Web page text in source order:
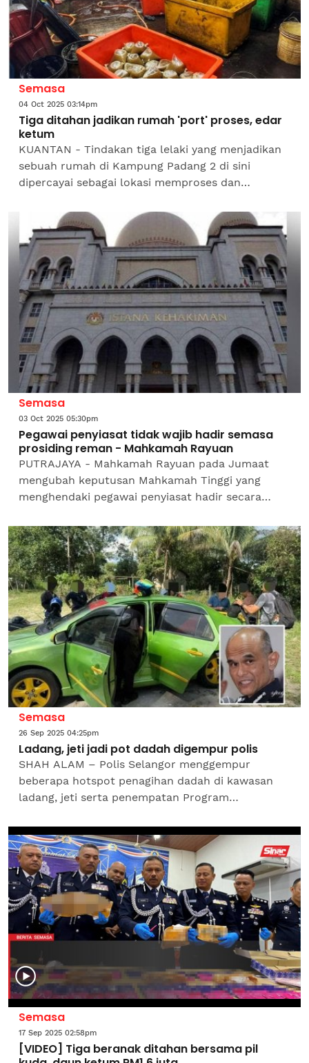
Semasa
04 Oct 2025 03:14pm
Tiga ditahan jadikan rumah 'port' proses, edar
ketum
KUANTAN - Tindakan tiga lelaki yang menjadikan
sebuah rumah di Kampung Padang 2 di sini
dipercayai sebagai lokasi memproses dan
diserbu Ibu Pejabat Briged...
Semasa
03 Oct 2025 05:30pm
Pegawai penyiasat tidak wajib hadir semasa
prosiding reman - Mahkamah Rayuan
PUTRAJAYA - Mahkamah Rayuan pada Jumaat
mengubah keputusan Mahkamah Tinggi yang
menghendaki pegawai penyiasat hadir secara
sedang disiasat.Panel tiga...
Semasa
26 Sep 2025 04:25pm
Ladang, jeti jadi pot dadah digempur polis
SHAH ALAM – Polis Selangor menggempur
beberapa hotspot penagihan dadah di kawasan
ladang, jeti serta penempatan Program
580 individu menerusi operasi khas...
Semasa
17 Sep 2025 02:58pm
[VIDEO] Tiga beranak ditahan bersama pil